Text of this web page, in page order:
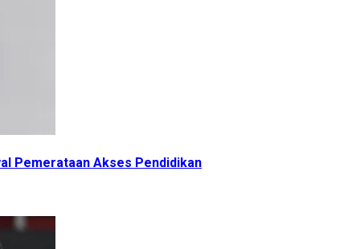
Pemerataan Akses Pendidikan